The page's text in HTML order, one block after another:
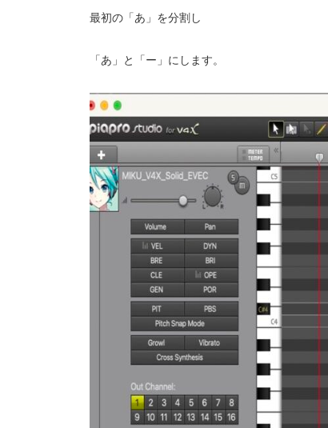
最初の「あ」を分割し
「あ」と「ー」にします。